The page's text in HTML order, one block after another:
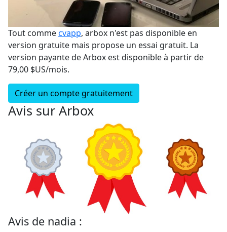
Tout commecvapp, arbox n'est pas disponible en
version gratuite mais propose un essai gratuit. La
version payante de Arbox est disponible à partir de
79,00 $US/mois.
Créer un compte gratuitement
Avis sur Arbox
Avis de nadia :